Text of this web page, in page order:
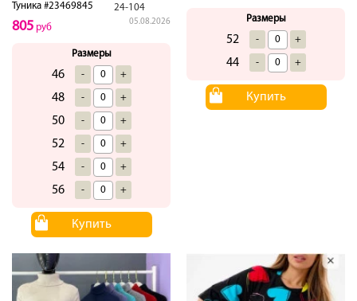
Туника #23469845 24-104
05.08.2026
805 руб
Размеры
46 - +
48 - +
50 - +
52 - +
54 - +
56 - +
Купить
Размеры
52 - +
44 - +
Купить